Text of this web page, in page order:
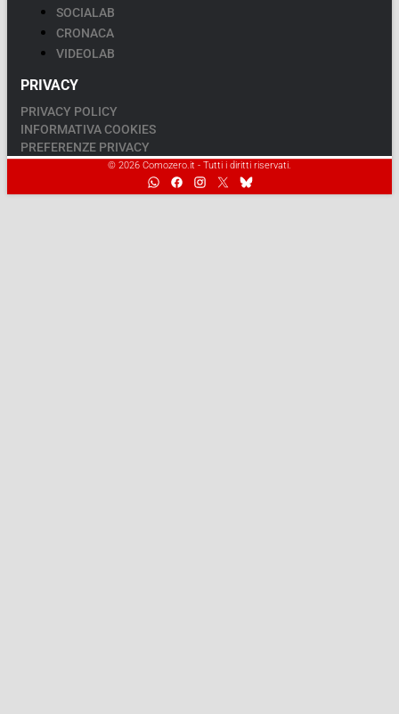
SOCIALAB
CRONACA
VIDEOLAB
PRIVACY
PRIVACY POLICY
INFORMATIVA COOKIES
PREFERENZE PRIVACY
© 2026 Comozero.it - Tutti i diritti riservati.